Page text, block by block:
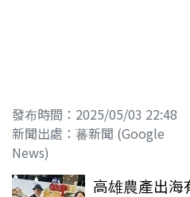
發布時間：2025/05/03 22:48
新聞出處：蕃新聞 (Google
News)
高雄農產出海